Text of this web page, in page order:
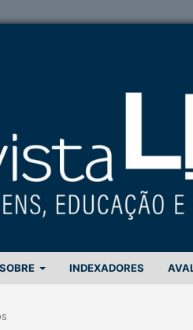
SOBRE INDEXADORES